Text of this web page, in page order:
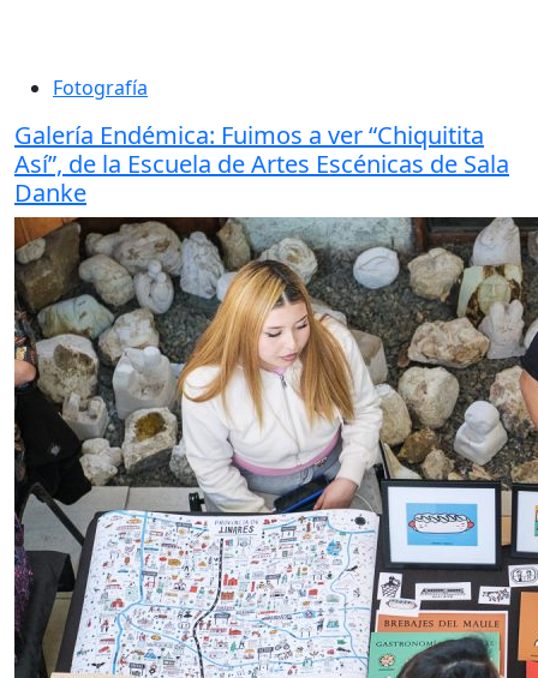
Fotografía
Galería Endémica: Fuimos a ver “Chiquitita
Así”, de la Escuela de Artes Escénicas de Sala
Danke